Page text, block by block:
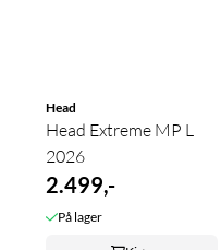
Head
Head Extreme MP L
2026
2.499,-
På lager